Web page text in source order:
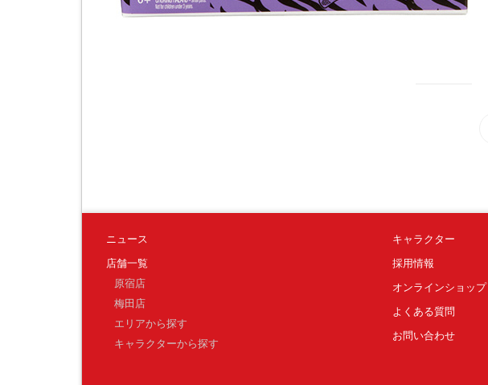
ニュース
店舗一覧
原宿店
梅田店
エリアから探す
キャラクターから探す
キャラクター
採用情報
オンラインショップ
よくある質問
お問い合わせ